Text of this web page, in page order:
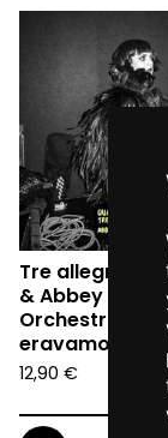
Tre allegri
& Abbey Town
Orchestra -
eravamo
12,90 €